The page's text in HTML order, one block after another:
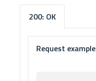
200: OK
Request example